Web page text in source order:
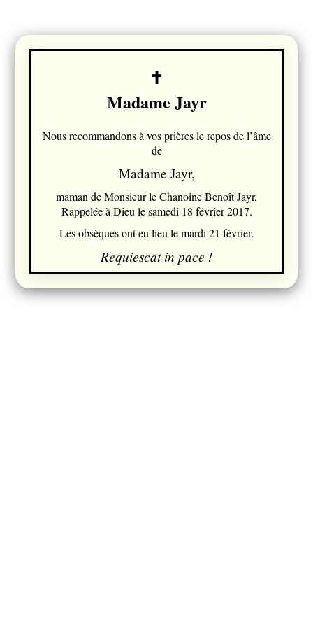
Madame Jayr
Nous recommandons à vos prières le repos de l’âme
de
Madame Jayr,
maman de Monsieur le Chanoine Benoît Jayr,
Rappelée à Dieu le samedi 18 février 2017.
Les obsèques ont eu lieu le mardi 21 février.